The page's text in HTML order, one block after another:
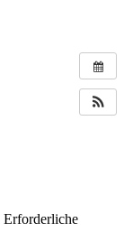
Erforderliche